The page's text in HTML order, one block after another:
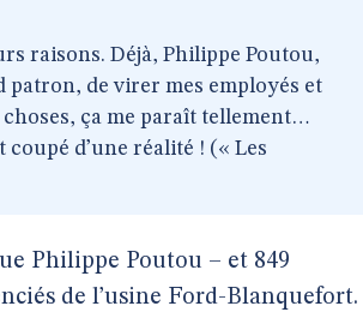
raisons. Déjà, Philippe Poutou,
patron, de virer mes employés et
ça me paraît tellement…
d’une réalité ! (« Les
Philippe Poutou – et 849
de l’usine Ford-Blanquefort.